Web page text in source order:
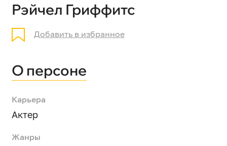
Рэйчел Гриффитс
Добавить в избранное
О персоне
Карьера
Актер
Жанры